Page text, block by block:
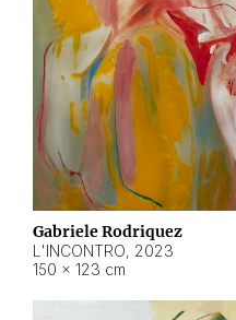
Gabriele Rodriquez
L'INCONTRO, 2023
150 × 123 cm